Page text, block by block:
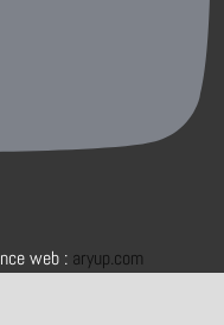
web : aryup.com